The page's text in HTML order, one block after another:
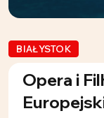
BIAŁYSTOK
Opera i